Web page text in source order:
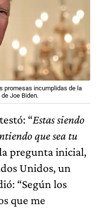
promesas incumplidas de la
Joe Biden.
“Estas siendo
que sea tu
pregunta inicial,
Unidos, un
“Según los
que me